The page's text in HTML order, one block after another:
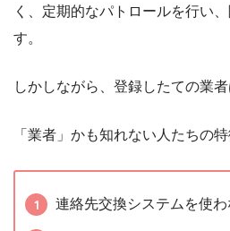
く、定期的なパトロールを行い
す。
しかしながら、登録したての業
「業者」かも知れない人たちの
連絡先交換システムを使わ